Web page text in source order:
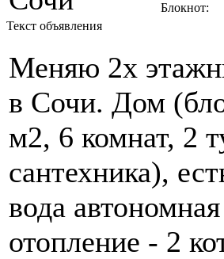
Блокнот:
Текст объявления
Меняю 2х
в Сочи. Дом
м2, 6 комнат, 2
сантехника),
вода
отопление - 2